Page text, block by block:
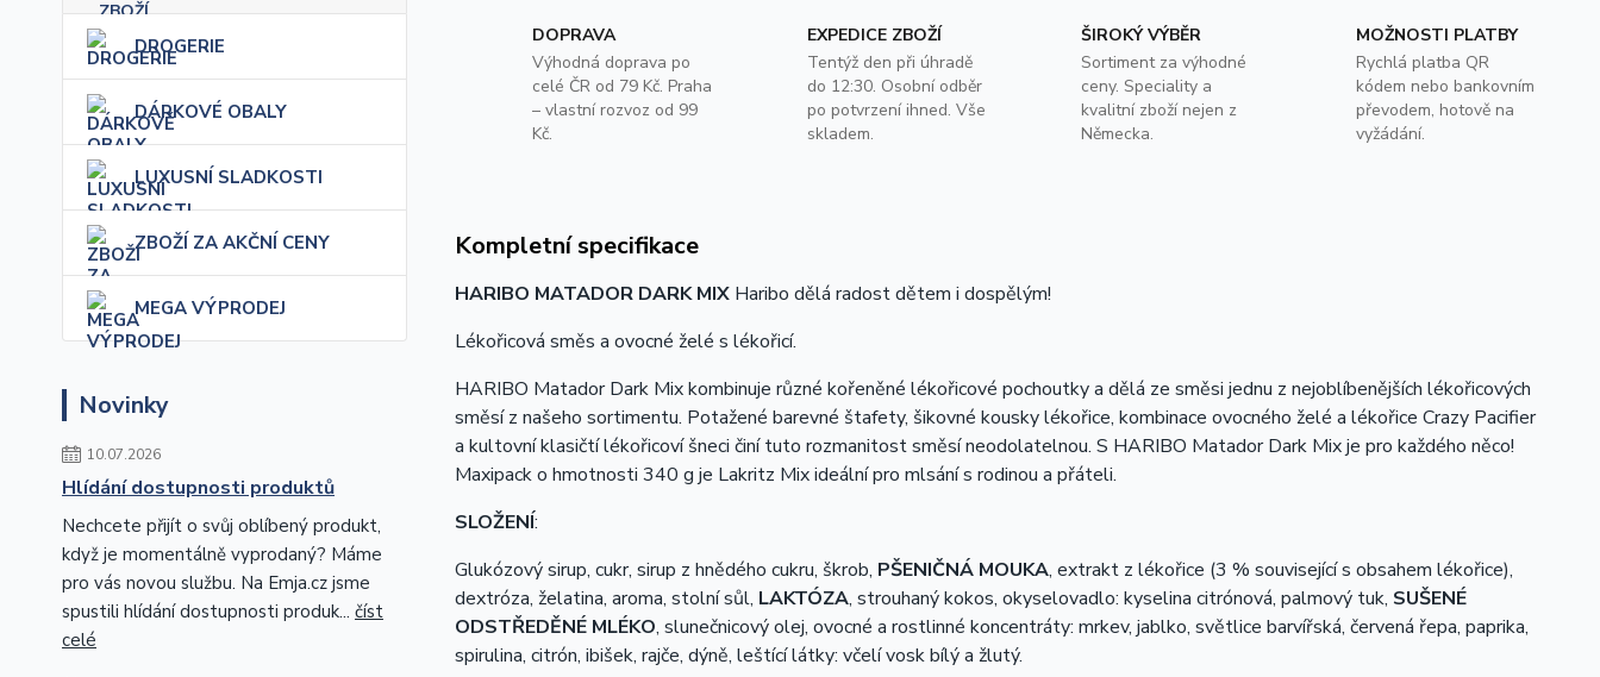
DROGERIE
DÁRKOVÉ OBALY
LUXUSNÍ SLADKOSTI
ZBOŽÍ ZA AKČNÍ CENY
MEGA VÝPRODEJ
Novinky
10.07.2026
Hlídání dostupnosti produktů
Nechcete přijít o svůj oblíbený produkt,
když je momentálně vyprodaný? Máme
pro vás novou službu. Na Emja.cz jsme
spustili hlídání dostupnosti produk... číst
celé
DOPRAVA
Výhodná doprava po
celé ČR od 79 Kč. Praha
– vlastní rozvoz od 99
Kč.
EXPEDICE ZBOŽÍ
Tentýž den při úhradě
do 12:30. Osobní odběr
po potvrzení ihned. Vše
skladem.
ŠIROKÝ VÝBĚR
Sortiment za výhodné
ceny. Speciality a
kvalitní zboží nejen z
Německa.
MOŽNOSTI PLATBY
Rychlá platba QR
kódem nebo bankovním
převodem, hotově na
vyžádání.
Kompletní specifikace
HARIBO MATADOR DARK MIX Haribo dělá radost dětem i dospělým!
Lékořicová směs a ovocné želé s lékořicí.
HARIBO Matador Dark Mix kombinuje různé kořeněné lékořicové pochoutky a dělá ze směsi jednu z nejoblíbenějších lékořicových
směsí z našeho sortimentu. Potažené barevné štafety, šikovné kousky lékořice, kombinace ovocného želé a lékořice Crazy Pacifier
a kultovní klasičtí lékořicoví šneci činí tuto rozmanitost směsí neodolatelnou. S HARIBO Matador Dark Mix je pro každého něco!
Maxipack o hmotnosti 340 g je Lakritz Mix ideální pro mlsání s rodinou a přáteli.
SLOŽENÍ:
Glukózový sirup, cukr, sirup z hnědého cukru, škrob, PŠENIČNÁ MOUKA, extrakt z lékořice (3 % související s obsahem lékořice),
dextróza, želatina, aroma, stolní sůl, LAKTÓZA, strouhaný kokos, okyselovadlo: kyselina citrónová, palmový tuk, SUŠENÉ
ODSTŘEDĚNÉ MLÉKO, slunečnicový olej, ovocné a rostlinné koncentráty: mrkev, jablko, světlice barvířská, červená řepa, paprika,
spirulina, citrón, ibišek, rajče, dýně, leštící látky: včelí vosk bílý a žlutý.